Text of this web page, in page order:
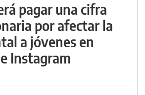
pagar una cifra
por afectar la
a jóvenes en
Instagram